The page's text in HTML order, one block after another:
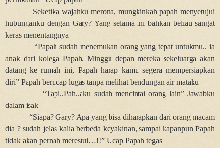
Seketika wajahku merona, mungkinkah papah menyetujui
hubunganku dengan Gary? Yang selama ini bahkan beliau sangat
keras menentangnya
“Papah sudah menemukan orang yang tepat untukmu.. ia
anak dari kolega Papah. Minggu depan mereka sekeluarga akan
datang ke rumah ini, Papah harap kamu segera mempersiapkan
diri” Papah berucap lugas tanpa melihat bendungan air mataku
“Tapi..Pah..aku sudah mencintai orang lain” Jawabku
dalam isak
“Siapa? Gary? Apa yang bisa diharapkan dari orang macam
dia ? sudah jelas kalia berbeda keyakinan,,sampai kapanpun Papah
tidak akan pernah merestui…!!” Ucap Papah tegas